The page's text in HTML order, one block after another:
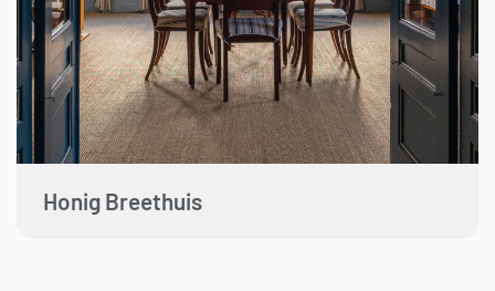
Honig Breethuis